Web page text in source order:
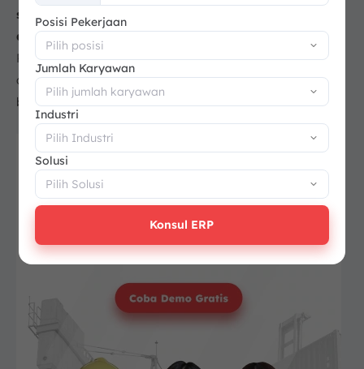
seperti e-wallet
akun. Platform seperti GoPay, OVO, Dana, serta Apple
Pay dan Google Pay memudahkan transaksi langsung
dari gawai, sekaligus memperkaya data bagi analisis
bisnis.
+62
Posisi Pekerjaan
Jumlah Karyawan
Industri
Solusi
Konsul ERP